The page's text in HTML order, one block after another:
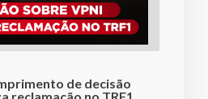
de decisão